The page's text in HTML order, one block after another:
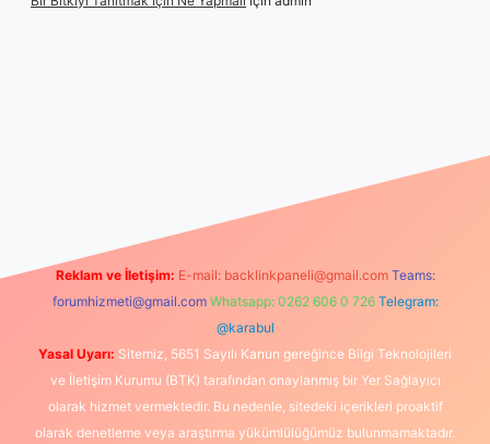
Reklam ve İletişim: E-mail: backlinkpaneli@gmail.com Teams:
forumhizmeti@gmail.com Whatsapp: 0262 606 0 726 Telegram:
@karabul
Yasal Uyarı: Sitemiz, 5651 Sayılı Kanun gereğince Bilgi Teknolojileri
ve İletişim Kurumu (BTK) tarafından onaylanmış bir Yer Sağlayıcı
olarak hizmet vermektedir. Bu nedenle, sitedeki içerikleri proaktif
olarak denetleme veya araştırma yükümlülüğümüz bulunmamaktadır.